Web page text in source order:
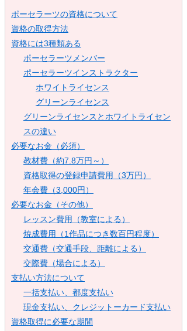
ポーセラーツの資格について
資格の取得方法
資格には3種類ある
ポーセラーツメンバー
ポーセラーツインストラクター
ホワイトライセンス
グリーンライセンス
グリーンライセンスとホワイトライセン
スの違い
必要なお金（必須）
教材費（約7.8万円～）
資格取得の登録申請費用（3万円）
年会費（3,000円）
必要なお金（その他）
レッスン費用（教室による）
焼成費用（1作品につき数百円程度）
交通費（交通手段、距離による）
交際費（場合による）
支払い方法について
一括支払い、都度支払い
現金支払い、クレジットーカード支払い
資格取得に必要な期間